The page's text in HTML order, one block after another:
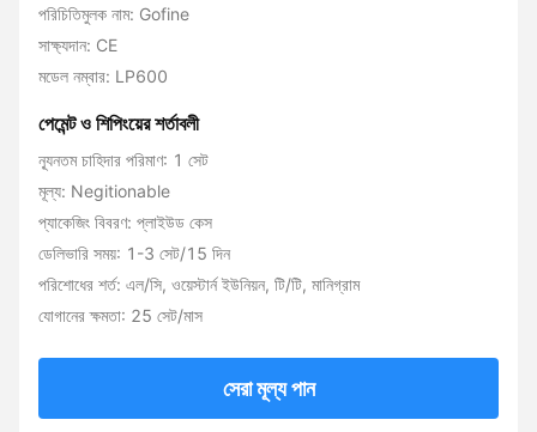
পরিচিতিমুলক নাম: Gofine
সাক্ষ্যদান: CE
মডেল নম্বার: LP600
পেমেন্ট ও শিপিংয়ের শর্তাবলী
ন্যূনতম চাহিদার পরিমাণ: 1 সেট
মূল্য: Negitionable
প্যাকেজিং বিবরণ: প্লাইউড কেস
ডেলিভারি সময়: 1-3 সেট/15 দিন
পরিশোধের শর্ত: এল/সি, ওয়েস্টার্ন ইউনিয়ন, টি/টি, মানিগ্রাম
যোগানের ক্ষমতা: 25 সেট/মাস
সেরা মূল্য পান